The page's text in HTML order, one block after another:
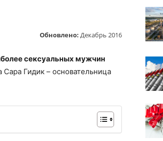
Обновлено: Декабрь 2016
сексуальных мужчин
Сара Гидик – основательница